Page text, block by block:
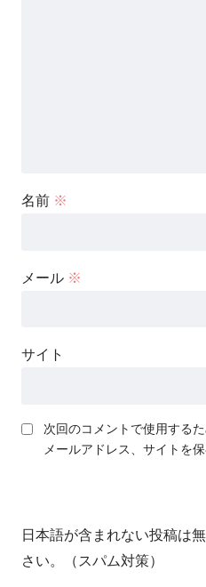
名前 ※
メール ※
サイト
次回のコメントで使用する
メールアドレス、サイトを保
日本語が含まれない投稿は
さい。（スパム対策）